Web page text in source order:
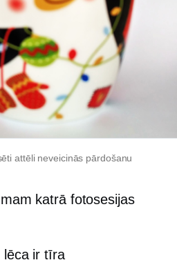
attēli neveicinās pārdošanu
katrā fotosesijas
lēca ir tīra